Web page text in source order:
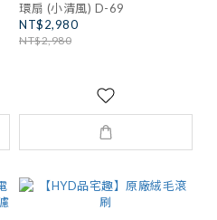
環扇 (小清風) D-69
NT$2,980
NT$2,980